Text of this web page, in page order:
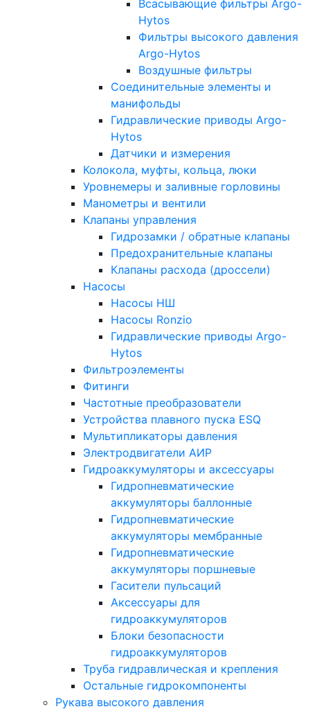
Всасывающие фильтры Argo-
Hytos
Фильтры высокого давления
Argo-Hytos
Воздушные фильтры
Соединительные элементы и
манифольды
Гидравлические приводы Argo-
Hytos
Датчики и измерения
Колокола, муфты, кольца, люки
Уровнемеры и заливные горловины
Манометры и вентили
Клапаны управления
Гидрозамки / обратные клапаны
Предохранительные клапаны
Клапаны расхода (дроссели)
Насосы
Насосы НШ
Насосы Ronzio
Гидравлические приводы Argo-
Hytos
Фильтроэлементы
Фитинги
Частотные преобразователи
Устройства плавного пуска ESQ
Мультипликаторы давления
Электродвигатели АИР
Гидроаккумуляторы и аксессуары
Гидропневматические
аккумуляторы баллонные
Гидропневматические
аккумуляторы мембранные
Гидропневматические
аккумуляторы поршневые
Гасители пульсаций
Аксессуары для
гидроаккумуляторов
Блоки безопасности
гидроаккумуляторов
Труба гидравлическая и крепления
Остальные гидрокомпоненты
Рукава высокого давления